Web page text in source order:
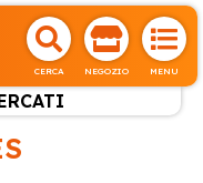
CERCA NEGOZIO MENU